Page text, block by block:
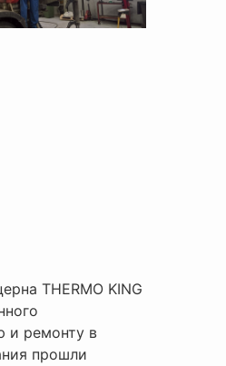
THERMO KING
и ремонту в
прошли